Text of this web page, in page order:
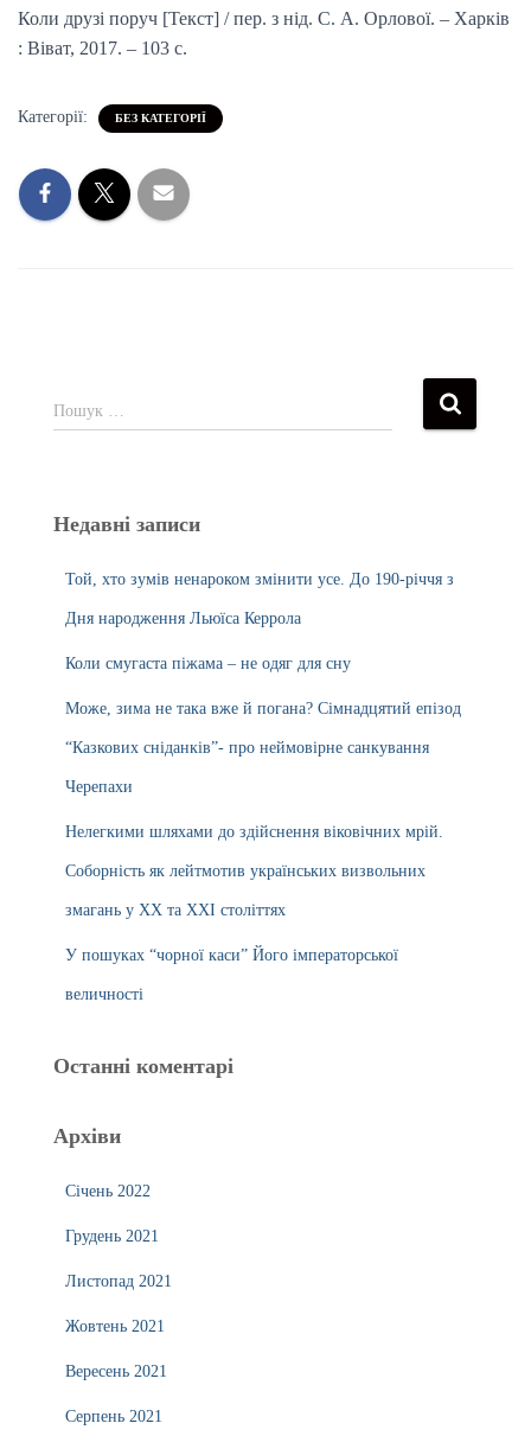
Коли друзі поруч [Текст] / пер. з нід. С. А. Орлової. – Харків
: Віват, 2017. – 103 с.
Категорії: БЕЗ КАТЕГОРІЇ
Пошук …
Недавні записи
Той, хто зумів ненароком змінити усе. До 190-річчя з
Дня народження Льюїса Керрола
Коли смугаста піжама – не одяг для сну
Може, зима не така вже й погана? Сімнадцятий епізод
“Казкових сніданків”- про неймовірне санкування
Черепахи
Нелегкими шляхами до здійснення віковічних мрій.
Соборність як лейтмотив українських визвольних
змагань у ХХ та ХХІ століттях
У пошуках “чорної каси” Його імператорської
величності
Останні коментарі
Архіви
Січень 2022
Грудень 2021
Листопад 2021
Жовтень 2021
Вересень 2021
Серпень 2021